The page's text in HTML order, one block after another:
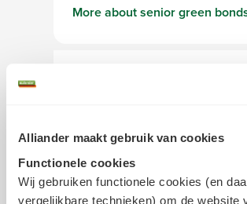
Alliander maakt gebruik van cookies
Functionele cookies
Wij gebruiken functionele cookies (en
vergelijkbare technieken) om de website
More about senior green
Subordinated green